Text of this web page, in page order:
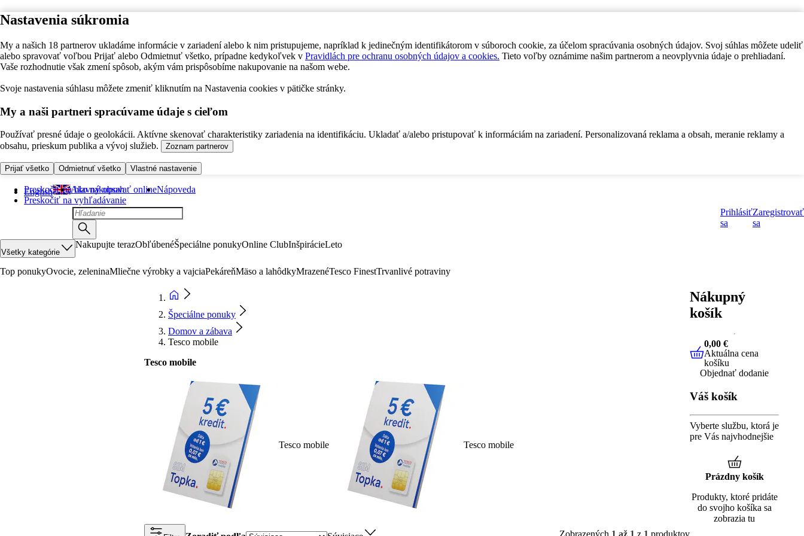
Nastavenia súkromia
My a našich 18 partnerov ukladáme informácie v zariadení alebo k nim pristupujeme, napríklad k jedinečným identifikátorom v súboroch cookie, za účelom spracúvania osobných údajov. Svoj súhlas môžete udeliť
alebo spravovať voľbou Prijať alebo Odmietnuť všetko, prípadne kedykoľvek v Pravidlách pre ochranu osobných údajov a cookies. Tieto voľby oznámime našim partnerom a neovplyvnia údaje o prehliadaní.
Vaše rozhodnutie však zmení spôsob, akým vám prispôsobíme nakupovanie na našom webe.
Svoje nastavenia súhlasu môžete zmeniť kliknutím na Nastavenia cookies v pätičke stránky.
My a naši partneri spracúvame údaje s cieľom
Používať presné údaje o geolokácii. Aktívne skenovať charakteristiky zariadenia na identifikáciu. Ukladať a/alebo pristupovať k informáciám na zariadení. Personalizovaná reklama a obsah, meranie reklamy a
obsahu, prieskum publika a vývoj služieb.
Zoznam partnerov
Prijať všetko Odmietnuť všetko Vlastné nastavenie
Preskočiť na hlavný obsah
Preskočiť na vyhľadávanie
English Ako nakupovať onlineNápoveda
Prihlásiť
sa
Zaregistrovať
sa
Všetky kategórie
Nakupujte terazObľúbenéŠpeciálne ponukyOnline ClubInšpirácieLeto
Top ponukyOvocie, zeleninaMliečne výrobky a vajciaPekáreňMäso a lahôdkyMrazenéTesco FinestTrvanlivé potraviny
Špeciálne ponuky
Domov a zábava
Tesco mobile
Tesco mobile
Tesco mobile Tesco mobile
Zobrazených 1 až 1 z 1 produktov
Nákupný
košík
0,00 €Aktuálna
0,00 €
Aktuálna cena
košíku
Objednať dodanie
Váš košík
Vyberte službu, ktorá je
pre Vás najvhodnejšie
Prázdny košík
Produkty, ktoré pridáte
do svojho košíka sa
zobrazia tu